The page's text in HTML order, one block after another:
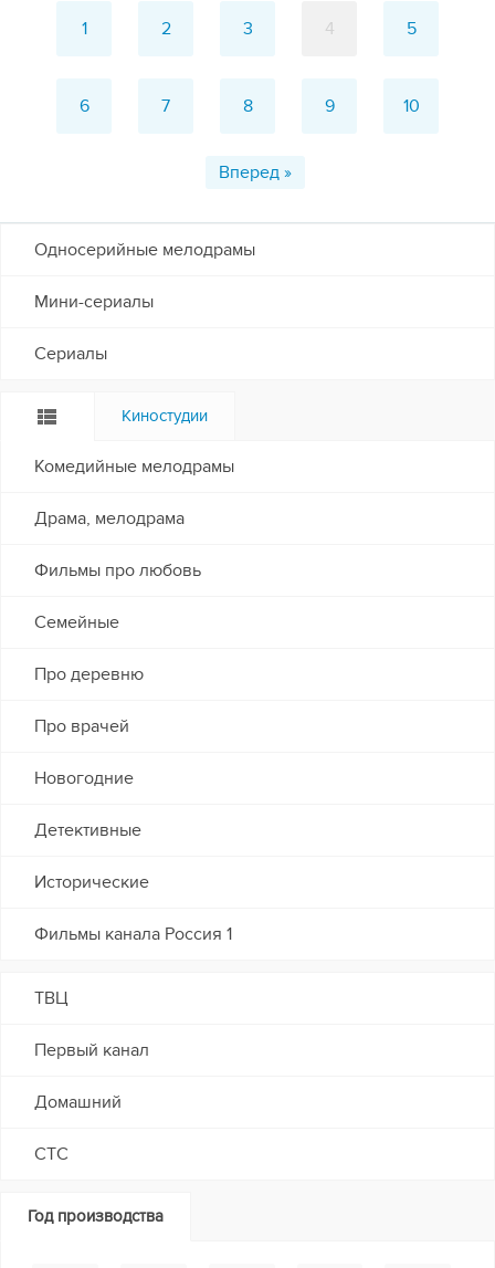
1 2 3 4 5
6 7 8 9 10
Вперед »
Односерийные мелодрамы
Мини-сериалы
Сериалы
Киностудии
Комедийные мелодрамы
Драма, мелодрама
Фильмы про любовь
Семейные
Про деревню
Про врачей
Новогодние
Детективные
Исторические
Фильмы канала Россия 1
ТВЦ
Первый канал
Домашний
СТС
Год производства